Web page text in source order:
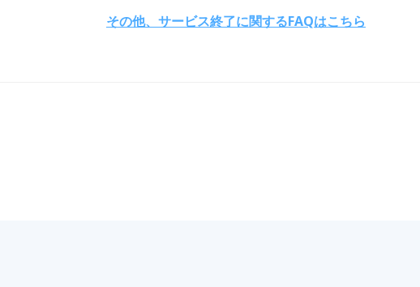
その他、サービス終了に関するFAQはこちら